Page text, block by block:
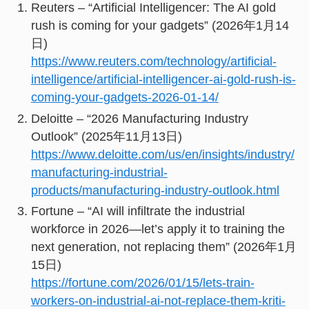
Reuters – “Artificial Intelligencer: The AI gold
rush is coming for your gadgets” (2026年1月14
日)
https://www.reuters.com/technology/artificial-
intelligence/artificial-intelligencer-ai-gold-rush-is-
coming-your-gadgets-2026-01-14/
Deloitte – “2026 Manufacturing Industry
Outlook” (2025年11月13日)
https://www.deloitte.com/us/en/insights/industry/
manufacturing-industrial-
products/manufacturing-industry-outlook.html
Fortune – “AI will infiltrate the industrial
workforce in 2026—let’s apply it to training the
next generation, not replacing them” (2026年1月
15日)
https://fortune.com/2026/01/15/lets-train-
workers-on-industrial-ai-not-replace-them-kriti-